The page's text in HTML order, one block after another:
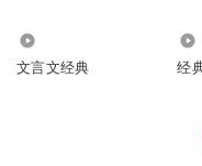
文言文经典 经